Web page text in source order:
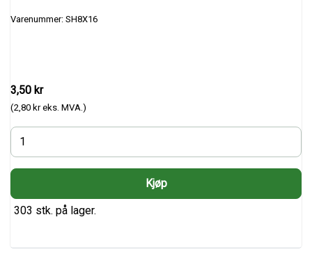
Varenummer: SH8X16
3,50 kr
(2,80 kr eks. MVA.)
303 stk. på lager.